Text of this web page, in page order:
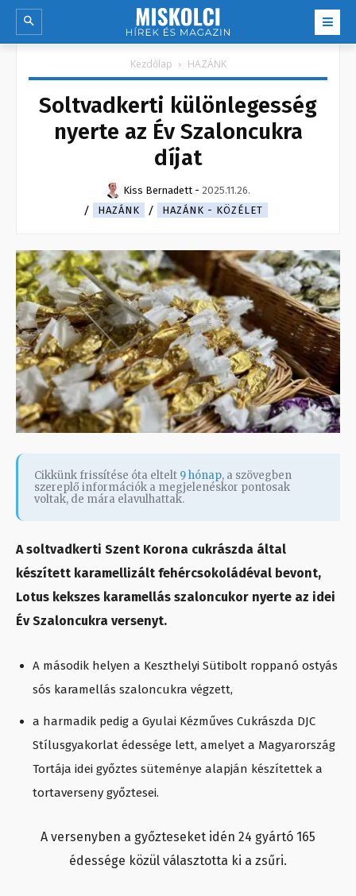
Kezdőlap HAZÁNK
Soltvadkerti különlegesség
nyerte az Év Szaloncukra
díjat
Kiss Bernadett - 2025.11.26.
HAZÁNK
HAZÁNK - KÖZÉLET
Cikkünk frissítése óta eltelt 9 hónap, a szövegben
szereplő információk a megjelenéskor pontosak
voltak, de mára elavulhattak.
A soltvadkerti Szent Korona cukrászda által
készített karamellizált fehércsokoládéval bevont,
Lotus kekszes karamellás szaloncukor nyerte az idei
Év Szaloncukra versenyt.
A második helyen a Keszthelyi Sütibolt roppanó ostyás
sós karamellás szaloncukra végzett,
a harmadik pedig a Gyulai Kézműves Cukrászda DJC
Stílusgyakorlat édessége lett, amelyet a Magyarország
Tortája idei győztes süteménye alapján készítettek a
tortaverseny győztesei.
A versenyben a győzteseket idén 24 gyártó 165
édessége közül választotta ki a zsűri.